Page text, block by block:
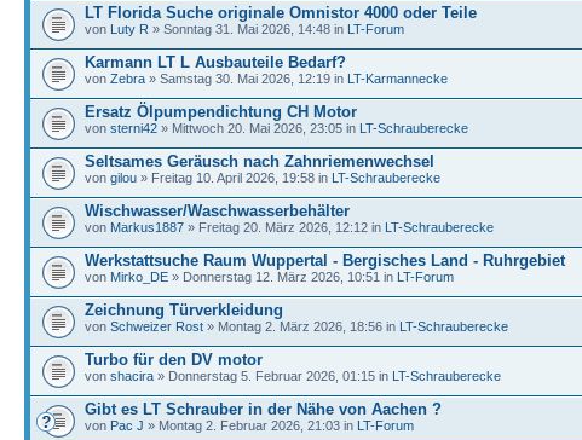
LT Florida Suche originale Omnistor 4000 oder Teile
von Luty R » Sonntag 31. Mai 2026, 14:48 in LT-Forum
Karmann LT L Ausbauteile Bedarf?
von Zebra » Samstag 30. Mai 2026, 12:19 in LT-Karmannecke
Ersatz Ölpumpendichtung CH Motor
von sterni42 » Mittwoch 20. Mai 2026, 23:05 in LT-Schrauberecke
Seltsames Geräusch nach Zahnriemenwechsel
von gilou » Freitag 10. April 2026, 19:58 in LT-Schrauberecke
Wischwasser/Waschwasserbehälter
von Markus1887 » Freitag 20. März 2026, 12:12 in LT-Schrauberecke
Werkstattsuche Raum Wuppertal - Bergisches Land - Ruhrgebiet
von Mirko_DE » Donnerstag 12. März 2026, 10:51 in LT-Forum
Zeichnung Türverkleidung
von Schweizer Rost » Montag 2. März 2026, 18:56 in LT-Schrauberecke
Turbo für den DV motor
von shacira » Donnerstag 5. Februar 2026, 01:15 in LT-Schrauberecke
Gibt es LT Schrauber in der Nähe von Aachen ?
von Pac J » Montag 2. Februar 2026, 21:03 in LT-Forum